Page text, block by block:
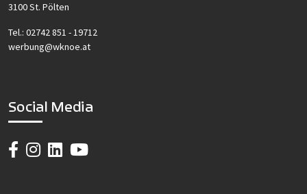
3100 St. Pölten
Tel.: 02742 851 - 19712
werbung@wknoe.at
Social Media